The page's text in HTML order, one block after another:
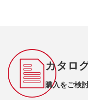
カタロ
購入をご検